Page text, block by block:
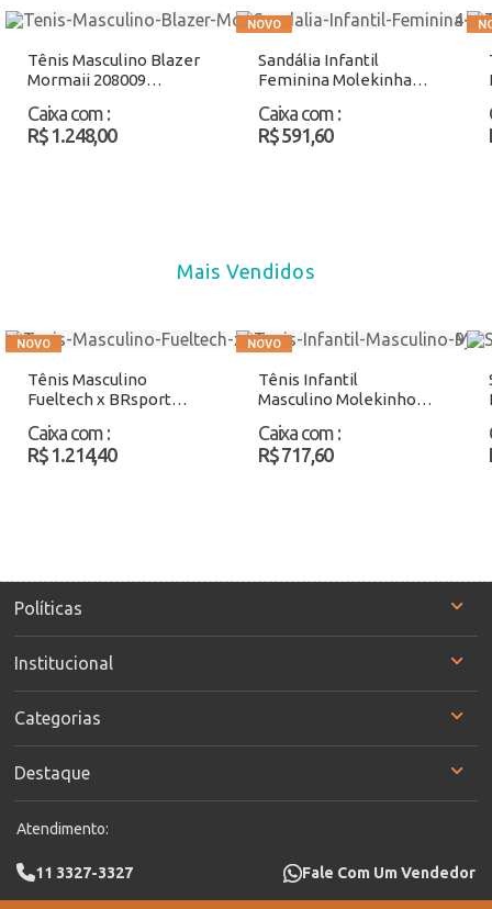
Tênis Masculino Blazer
Mormaii 208009
Caixa com :
R$ 1.248,00
Sandália Infantil
Feminina Molekinha
Caixa com :
R$ 591,60
Mais Vendidos
Tênis Masculino
Fueltech x BRsport
Caixa com :
R$ 1.214,40
Tênis Infantil
Masculino Molekinho
Atacado
Caixa com :
R$ 717,60
Políticas
Institucional
Categorias
Destaque
Atendimento:
11 3327-3327 Fale Com Um Vendedor